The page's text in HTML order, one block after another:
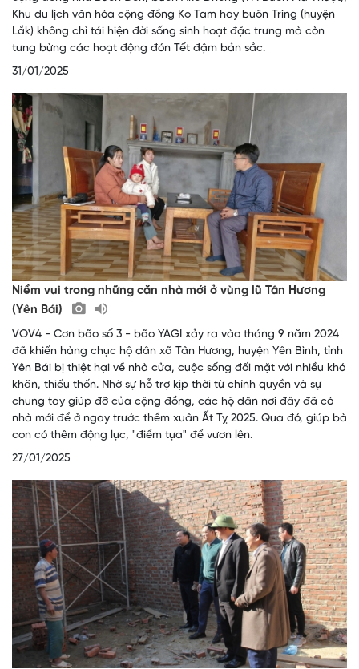
Khu du lịch văn hóa cộng đồng Ko Tam hay buôn Tring (huyện
Lắk) không chỉ tái hiện đời sống sinh hoạt đặc trưng mà còn
tưng bừng các hoạt động đón Tết đậm bản sắc.
31/01/2025
Niềm vui trong những căn nhà mới ở vùng lũ Tân Hương
(Yên Bái)
VOV4 - Cơn bão số 3 - bão YAGI xảy ra vào tháng 9 năm 2024
đã khiến hàng chục hộ dân xã Tân Hương, huyện Yên Bình, tỉnh
Yên Bái bị thiệt hại về nhà cửa, cuộc sống đối mặt với nhiều khó
khăn, thiếu thốn. Nhờ sự hỗ trợ kịp thời từ chính quyền và sự
chung tay giúp đỡ của cộng đồng, các hộ dân nơi đây đã có
nhà mới để ở ngay trước thềm xuân Ất Tỵ 2025. Qua đó, giúp bà
con có thêm động lực, "điểm tựa" để vươn lên.
27/01/2025